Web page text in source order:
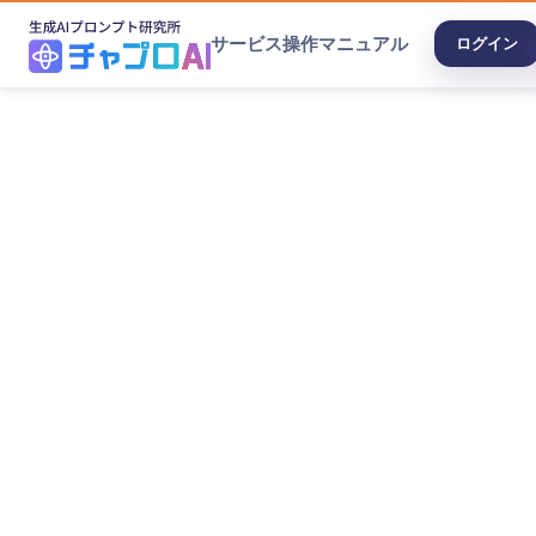
サービス操作マニュアル ログイン